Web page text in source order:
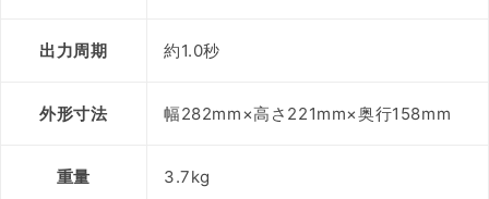
出力周期 約1.0秒
外形寸法 幅282mm×高さ221mm×奥行158mm
重量 3.7kg